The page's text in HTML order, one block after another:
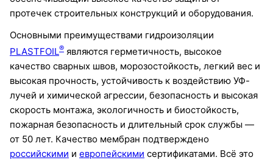
протечек строительных конструкций и оборудования.
Основными преимуществами гидроизоляции
PLASTFOIL® являются герметичность, высокое
качество сварных швов, морозостойкость, легкий вес и
высокая прочность, устойчивость к воздействию УФ-
лучей и химической агрессии, безопасность и высокая
скорость монтажа, экологичность и биостойкость,
пожарная безопасность и длительный срок службы —
от 50 лет. Качество мембран подтверждено
российскими и европейскими сертификатами. Всё это